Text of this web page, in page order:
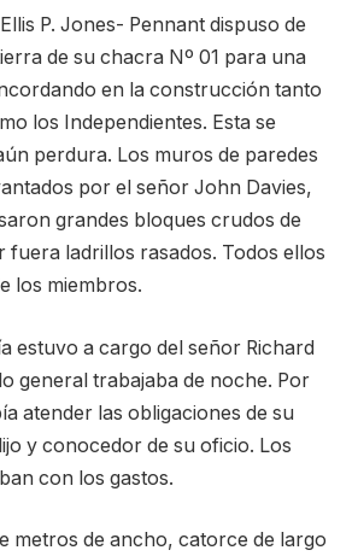
P. Jones- Pennant dispuso de
de su chacra Nº 01 para una
en la construcción tanto
los Independientes. Esta se
perdura. Los muros de paredes
por el señor John Davies,
grandes bloques crudos de
fuera ladrillos rasados. Todos ellos
los miembros.
estuvo a cargo del señor Richard
general trabajaba de noche. Por
atender las obligaciones de su
y conocedor de su oficio. Los
con los gastos.
metros de ancho, catorce de largo